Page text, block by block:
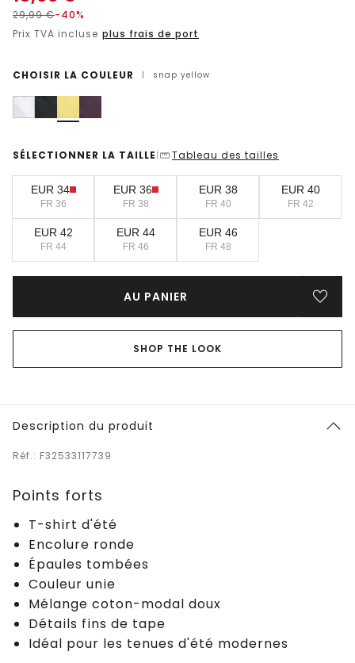
29,99€-40%
Prix TVA incluse plus frais de port
CHOISIR LA COULEUR | snap yellow
SÉLECTIONNER LA TAILLE | Tableau des tailles
EUR 34
FR 36
EUR 36
FR 38
EUR 38
FR 40
EUR 40
FR 42
EUR 42
FR 44
EUR 44
FR 46
EUR 46
FR 48
AU PANIER
SHOP THE LOOK
Description du produit
Réf.: F32533117739
Points forts
T-shirt d'été
Encolure ronde
Épaules tombées
Couleur unie
Mélange coton-modal doux
Détails fins de tape
Idéal pour les tenues d'été modernes